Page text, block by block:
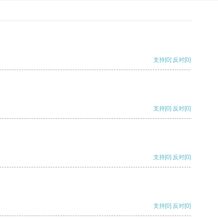
支持[0] 反对[0]
支持[0] 反对[0]
支持[0] 反对[0]
支持[0] 反对[0]